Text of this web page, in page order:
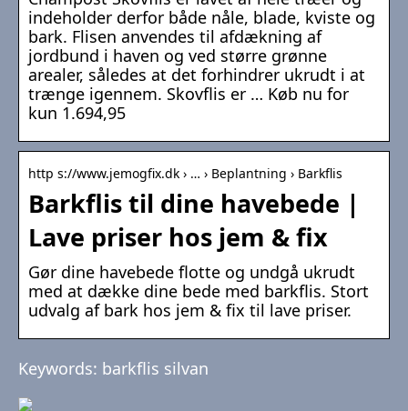
indeholder derfor både nåle, blade, kviste og
bark. Flisen anvendes til afdækning af
jordbund i haven og ved større grønne
arealer, således at det forhindrer ukrudt i at
trænge igennem. Skovflis er … Køb nu for
kun 1.694,95
http s://www.jemogfix.dk › … › Beplantning › Barkflis
Barkflis til dine havebede |
Lave priser hos jem & fix
Gør dine havebede flotte og undgå ukrudt
med at dække dine bede med barkflis. Stort
udvalg af bark hos jem & fix til lave priser.
Keywords: barkflis silvan